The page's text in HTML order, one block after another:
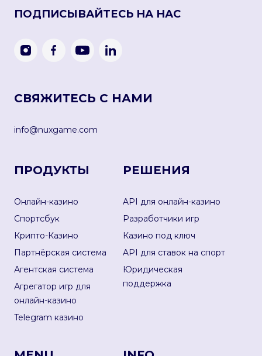
ПОДПИСЫВАЙТЕСЬ НА НАС
СВЯЖИТЕСЬ С НАМИ
info@nuxgame.com
ПРОДУКТЫ
Онлайн-казино
Спортсбук
Крипто-Казино
Партнёрская система
Агентская система
Агрегатор игр для
онлайн-казино
Telegram казино
РЕШЕНИЯ
API для онлайн-казино
Разработчики игр
Казино под ключ
API для ставок на спорт
Юридическая
поддержка